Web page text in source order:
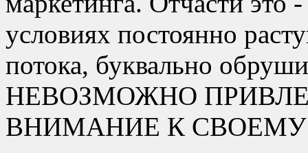
условиях постоянно
потока, буквально
НЕВОЗМОЖНО
ВНИМАНИЕ К СВОЕМУ